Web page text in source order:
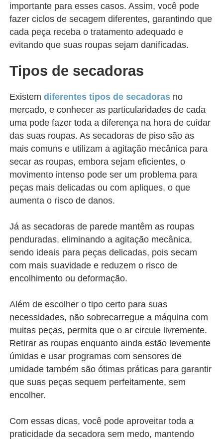
importante para esses casos. Assim, você pode
fazer ciclos de secagem diferentes, garantindo que
cada peça receba o tratamento adequado e
evitando que suas roupas sejam danificadas.
Tipos de secadoras
Existemdiferentes tipos de secadoras no
mercado, e conhecer as particularidades de cada
uma pode fazer toda a diferença na hora de cuidar
das suas roupas. As secadoras de piso são as
mais comuns e utilizam a agitação mecânica para
secar as roupas, embora sejam eficientes, o
movimento intenso pode ser um problema para
peças mais delicadas ou com apliques, o que
aumenta o risco de danos.
Já as secadoras de parede mantêm as roupas
penduradas, eliminando a agitação mecânica,
sendo ideais para peças delicadas, pois secam
com mais suavidade e reduzem o risco de
encolhimento ou deformação.
Além de escolher o tipo certo para suas
necessidades, não sobrecarregue a máquina com
muitas peças, permita que o ar circule livremente.
Retirar as roupas enquanto ainda estão levemente
úmidas e usar programas com sensores de
umidade também são ótimas práticas para garantir
que suas peças sequem perfeitamente, sem
encolher.
Com essas dicas, você pode aproveitar toda a
praticidade da secadora sem medo, mantendo